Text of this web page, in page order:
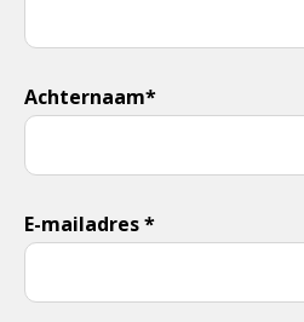
Achternaam*
E-mailadres *